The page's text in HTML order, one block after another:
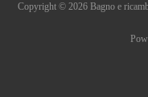
Copyright © 2026 Bagno e